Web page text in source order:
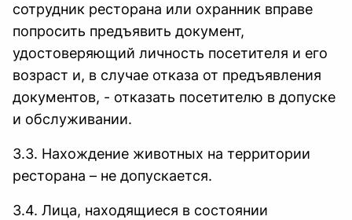
сотрудник ресторана или охранник вправе
попросить предъявить документ,
удостоверяющий личность посетителя и его
возраст и, в случае отказа от предъявления
документов, - отказать посетителю в допуске
и обслуживании.
3.3. Нахождение животных на территории
ресторана – не допускается.
3.4. Лица, находящиеся в состоянии